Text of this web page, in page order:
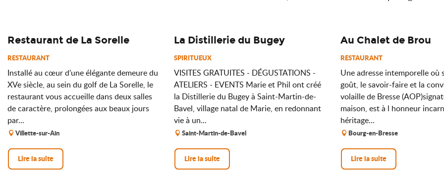
Restaurant de La Sorelle
RESTAURANT
Installé au cœur d’une élégante demeure du
XVe siècle, au sein du golf de La Sorelle, le
restaurant vous accueille dans deux salles
de caractère, prolongées aux beaux jours
par...
Villette-sur-Ain
Lire la suite
La Distillerie du Bugey
SPIRITUEUX
VISITES GRATUITES - DÉGUSTATIONS -
ATELIERS - EVENTS Marie et Phil ont créé
la Distillerie du Bugey à Saint-Martin-de-
Bavel, village natal de Marie, en redonnant
vie à un...
Saint-Martin-de-Bavel
Lire la suite
Au Chalet de Brou
RESTAURANT
Une adresse intemporelle où
goût, le savoir-faire et la
volaille de Bresse
maison, est à l honneur
héritage...
Bourg-en-Bresse
Lire la suite